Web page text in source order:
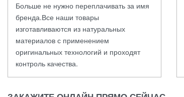
Больше не нужно переплачивать за имя
бренда.Все наши товары
изготавливаются из натуральных
материалов с применением
оригинальных технологий и проходят
контроль качества.